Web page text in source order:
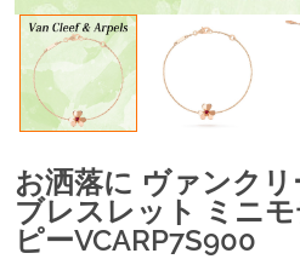
お洒落に ヴァンク
ブレスレット ミニ
ピーVCARP7S900